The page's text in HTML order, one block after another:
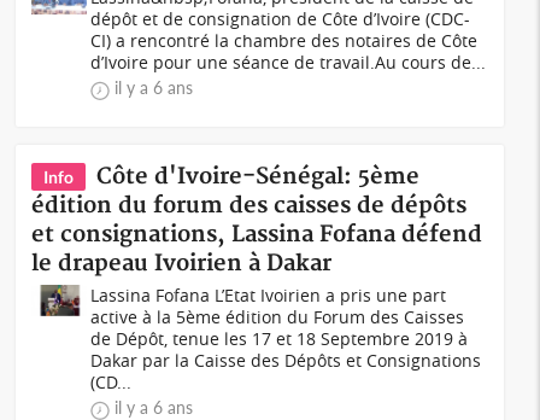
dépôt et de consignation de Côte d’Ivoire (CDC-
CI) a rencontré la chambre des notaires de Côte
d’Ivoire pour une séance de travail.Au cours de...
il y a 6 ans
Info
Côte d'Ivoire-Sénégal: 5ème
édition du forum des caisses de dépôts
et consignations, Lassina Fofana défend
le drapeau Ivoirien à Dakar
Lassina Fofana L’Etat Ivoirien a pris une part
active à la 5ème édition du Forum des Caisses
de Dépôt, tenue les 17 et 18 Septembre 2019 à
Dakar par la Caisse des Dépôts et Consignations
(CD...
il y a 6 ans